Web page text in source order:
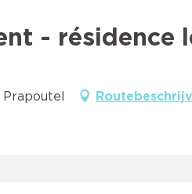
- résidence
Prapoutel